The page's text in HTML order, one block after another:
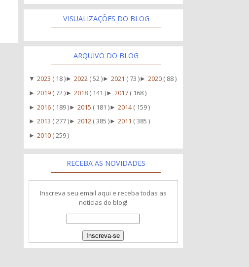
VISUALIZAÇÕES DO BLOG
ARQUIVO DO BLOG
▼2023 ( 18 )►2022 ( 52 )►2021 ( 73 )►2020 ( 88 )
►2019 ( 72 )►2018 ( 141 )►2017 ( 168 )
►2016 ( 189 )►2015 ( 181 )►2014( 159 )
►2013 ( 277 )►2012 ( 385 )►2011 ( 385 )
►2010 ( 259 )
RECEBA AS NOVIDADES
Inscreva seu email aqui e receba todas as
notícias do blog!